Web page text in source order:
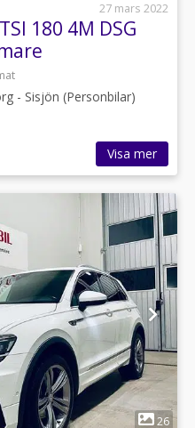
27 mars 2022
180 4M DSG
- Sisjön (Personbilar)
Visa mer
26